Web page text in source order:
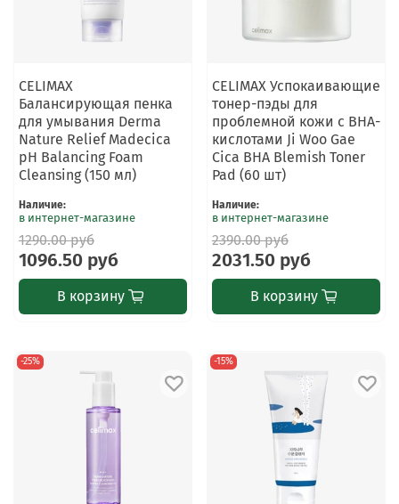
CELIMAX
Балансирующая пенка
для умывания Derma
Nature Relief Madecica
pH Balancing Foam
Cleansing (150 мл)
Наличие:
в интернет-магазине
1290.00 руб
1096.50 руб
В корзину
CELIMAX Успокаивающие
тонер-пэды для
проблемной кожи с BHA-
кислотами Ji Woo Gae
Cica BHA Blemish Toner
Pad (60 шт)
Наличие:
в интернет-магазине
2390.00 руб
2031.50 руб
В корзину
-25% -15%